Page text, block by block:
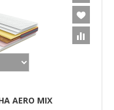
AERO MIX